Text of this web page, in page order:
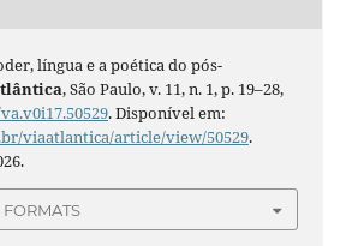
língua e a poética do pós-
, São Paulo, v. 11, n. 1, p. 19–28,
. Disponível em:
viaatlantica/article/view/50529.